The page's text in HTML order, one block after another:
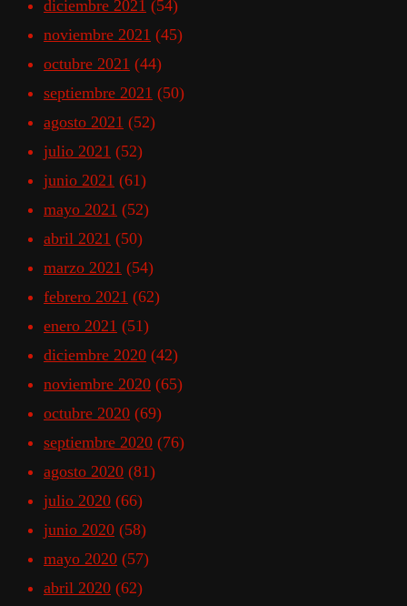
diciembre 2021 (54)
noviembre 2021 (45)
octubre 2021 (44)
septiembre 2021 (50)
agosto 2021 (52)
julio 2021 (52)
junio 2021 (61)
mayo 2021 (52)
abril 2021 (50)
marzo 2021 (54)
febrero 2021 (62)
enero 2021 (51)
diciembre 2020 (42)
noviembre 2020 (65)
octubre 2020 (69)
septiembre 2020 (76)
agosto 2020 (81)
julio 2020 (66)
junio 2020 (58)
mayo 2020 (57)
abril 2020 (62)